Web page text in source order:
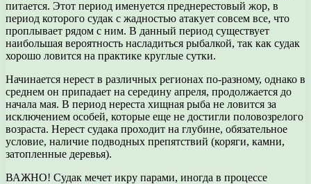
питается. Этот период именуется преднерестовый жор, в
период которого судак с жадностью атакует совсем все, что
проплывает рядом с ним. В данный период существует
наибольшая вероятность насладиться рыбалкой, так как судак
хорошо ловится на практике круглые сутки.
Начинается нерест в различных регионах по-разному, однако в
среднем он припадает на середину апреля, продолжается до
начала мая. В период нереста хищная рыба не ловится за
исключением особей, которые еще не достигли половозрелого
возраста. Нерест судака проходит на глубине, обязательное
условие, наличие подводных препятствий (коряги, камни,
затопленные деревья).
ВАЖНО! Судак мечет икру парами, иногда в процессе